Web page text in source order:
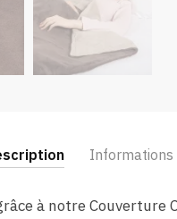
à notre Couverture